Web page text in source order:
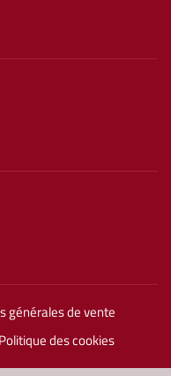
générales de vente
Politique des cookies